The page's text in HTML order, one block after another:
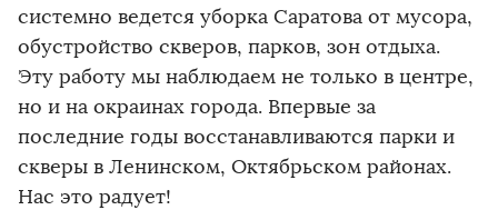
системно ведется уборка Саратова от мусора,
обустройство скверов, парков, зон отдыха.
Эту работу мы наблюдаем не только в центре,
но и на окраинах города. Впервые за
последние годы восстанавливаются парки и
скверы в Ленинском, Октябрьском районах.
Нас это радует!